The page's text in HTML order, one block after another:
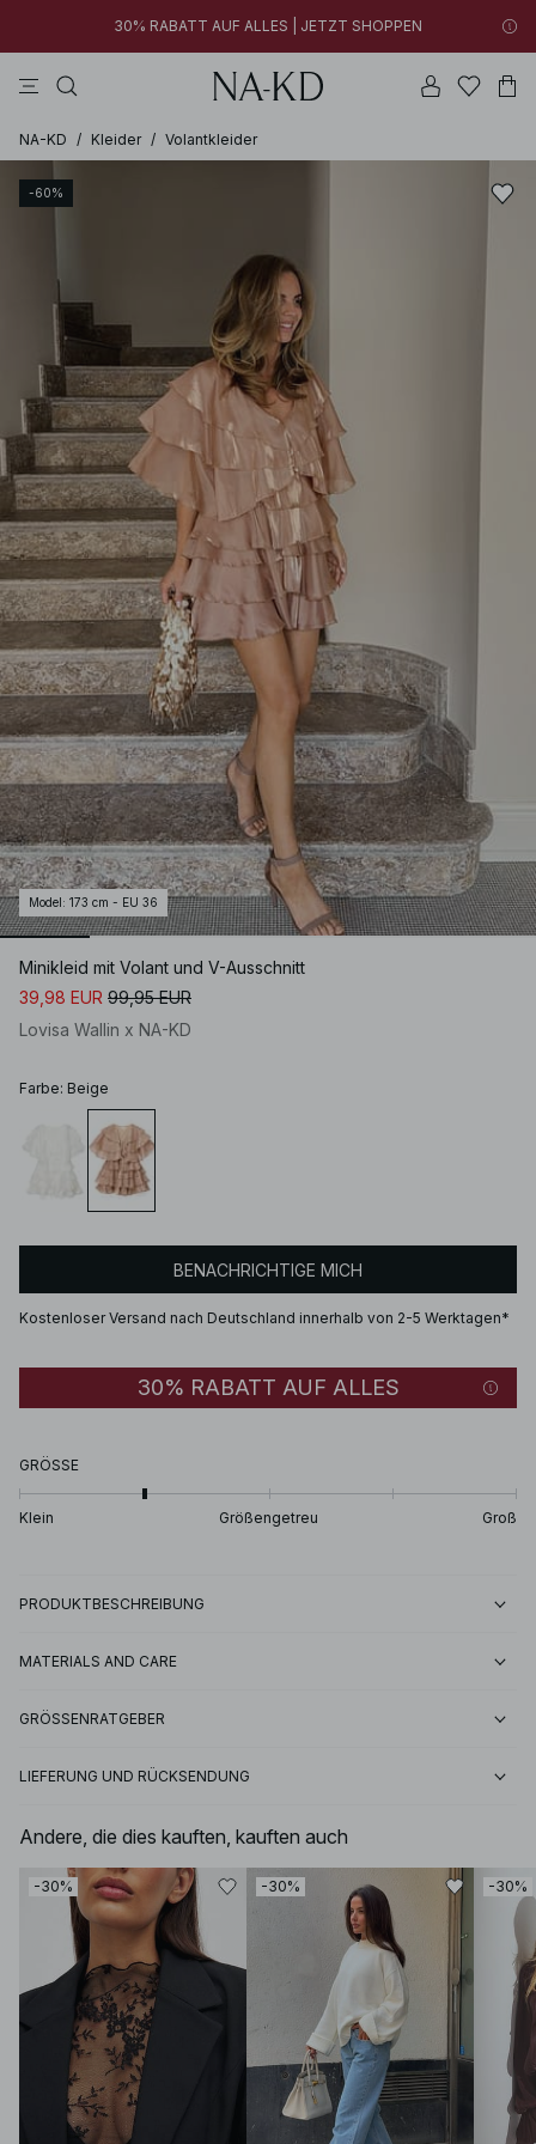
30% RABATT AUF ALLES | JETZT SHOPPEN
03h 04m 40s
FINAL SALE | JETZT SHOPPEN
30% RABATT AUF ALLES | JETZT SHOPPEN
NA-KD / Kleider / Volantkleider
-60%
Model : 173 cm - EU 36
Minikleid mit Volant und V-Ausschnitt
39,98 EUR 99,95 EUR
Lovisa Wallin x NA-KD
Farbe: Beige
BENACHRICHTIGE MICH
Kostenloser Versand nach Deutschland innerhalb von 2-5 Werktagen*
30% RABATT AUF ALLES
GRÖSSE
Klein Größengetreu Groß
PRODUKTBESCHREIBUNG
MATERIALS AND CARE
GRÖSSENRATGEBER
LIEFERUNG UND RÜCKSENDUNG
Andere, die dies kauften, kauften auch
-30% -30% -30%